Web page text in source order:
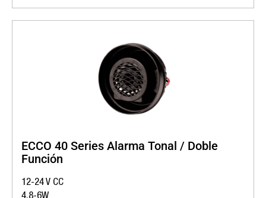
ECCO 40 Series Alarma Tonal / Doble
Función
12-24 V CC